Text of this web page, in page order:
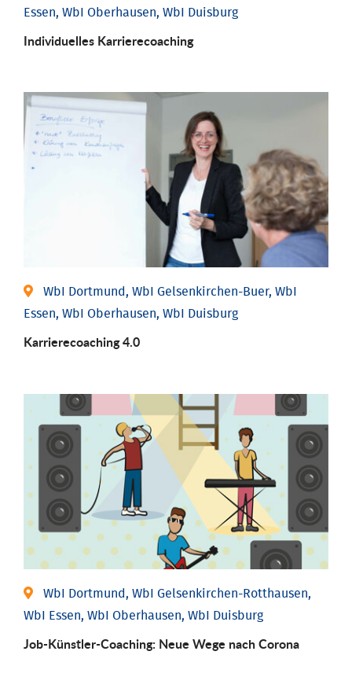
Essen, WbI Oberhausen, WbI Duisburg
Individu­elles Karrierecoaching
WbI Dortmund, WbI Gelsenkirchen-Buer, WbI
Essen, WbI Oberhausen, WbI Duisburg
Karriere­coaching 4.0
WbI Dortmund, WbI Gelsenkirchen-Rotthausen,
WbI Essen, WbI Oberhausen, WbI Duisburg
Job-Künstler-Coaching: Neue Wege nach Corona